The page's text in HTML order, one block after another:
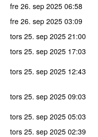
fre 26. sep 2025 06:58
fre 26. sep 2025 03:09
tors 25. sep 2025 21:00
tors 25. sep 2025 17:03
tors 25. sep 2025 12:43
tors 25. sep 2025 09:03
tors 25. sep 2025 05:03
tors 25. sep 2025 02:39